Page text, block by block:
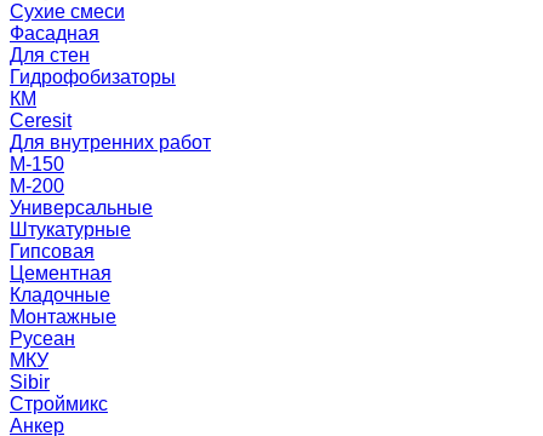
Сухие смеси
Фасадная
Для стен
Гидрофобизаторы
КМ
Ceresit
Для внутренних работ
М-150
М-200
Универсальные
Штукатурные
Гипсовая
Цементная
Кладочные
Монтажные
Русеан
МКУ
Sibir
Строймикс
Анкер